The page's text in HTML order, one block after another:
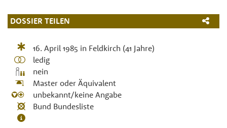
DOSSIER TEILEN
16. April 1985 in Feldkirch (41 Jahre)
ledig
nein
Master oder Äquivalent
unbekannt/keine Angabe
Bund Bundesliste